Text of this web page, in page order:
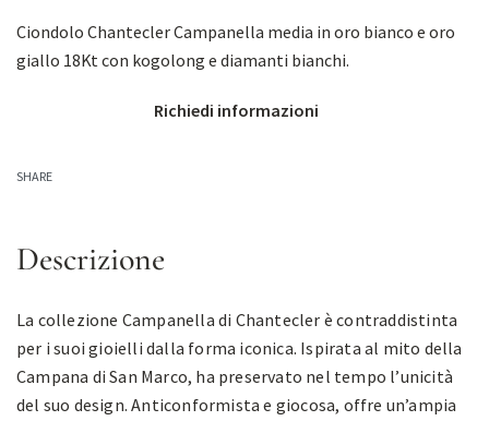
Ciondolo Chantecler Campanella media in oro bianco e oro
giallo 18Kt con kogolong e diamanti bianchi.
Richiedi informazioni
SHARE
Descrizione
La collezione Campanella di Chantecler è contraddistinta
per i suoi gioielli dalla forma iconica. Ispirata al mito della
Campana di San Marco, ha preservato nel tempo l’unicità
del suo design. Anticonformista e giocosa, offre un’ampia